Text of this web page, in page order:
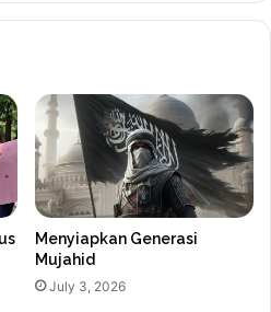
Menyiapkan Generasi
Mujahid
July 3, 2026